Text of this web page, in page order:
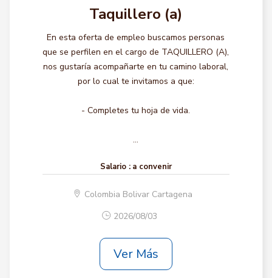
Taquillero (a)
En esta oferta de empleo buscamos personas
que se perfilen en el cargo de TAQUILLERO (A),
nos gustaría acompañarte en tu camino laboral,
por lo cual te invitamos a que:
- Completes tu hoja de vida.
...
Salario : a convenir
Colombia Bolivar Cartagena
2026/08/03
Ver Más